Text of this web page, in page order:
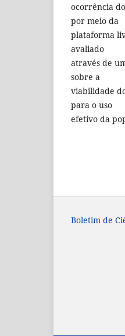
ocorrência
por meio da
plataforma
avaliado
através de
sobre a
viabilidade
para o uso
efetivo da
Boletim de